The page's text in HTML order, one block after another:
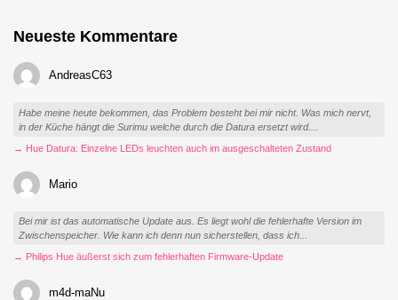
Neueste Kommentare
AndreasC63
Habe meine heute bekommen, das Problem besteht bei mir nicht. Was mich nervt,
in der Küche hängt die Surimu welche durch die Datura ersetzt wird....
→ Hue Datura: Einzelne LEDs leuchten auch im ausgeschalteten Zustand
Mario
Bei mir ist das automatische Update aus. Es liegt wohl die fehlerhafte Version im
Zwischenspeicher. Wie kann ich denn nun sicherstellen, dass ich...
→ Philips Hue äußerst sich zum fehlerhaften Firmware-Update
m4d-maNu